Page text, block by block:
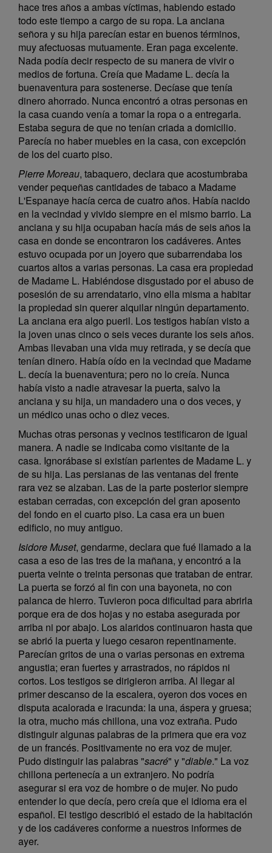
hace tres años a ambas víctimas, habiendo estado
todo este tiempo a cargo de su ropa. La anciana
señora y su hija parecían estar en buenos términos,
muy afectuosas mutuamente. Eran paga excelente.
Nada podía decir respecto de su manera de vivir o
medios de fortuna. Creía que Madame L. decía la
buenaventura para sostenerse. Decíase que tenía
dinero ahorrado. Nunca encontró a otras personas en
la casa cuando venía a tomar la ropa o a entregarla.
Estaba segura de que no tenían criada a domicilio.
Parecía no haber muebles en la casa, con excepción
de los del cuarto piso.
Pierre Moreau, tabaquero, declara que acostumbraba
vender pequeñas cantidades de tabaco a Madame
L'Espanaye hacía cerca de cuatro años. Había nacido
en la vecindad y vivido siempre en el mismo barrio. La
anciana y su hija ocupaban hacía más de seis años la
casa en donde se encontraron los cadáveres. Antes
estuvo ocupada por un joyero que subarrendaba los
cuartos altos a varias personas. La casa era propiedad
de Madame L. Habiéndose disgustado por el abuso de
posesión de su arrendatario, vino ella misma a habitar
la propiedad sin querer alquilar ningún departamento.
La anciana era algo pueril. Los testigos habían visto a
la joven unas cinco o seis veces durante los seis años.
Ambas llevaban una vida muy retirada, y se decía que
tenían dinero. Había oído en la vecindad que Madame
L. decía la buenaventura; pero no lo creía. Nunca
había visto a nadie atravesar la puerta, salvo la
anciana y su hija, un mandadero una o dos veces, y
un médico unas ocho o diez veces.
Muchas otras personas y vecinos testificaron de igual
manera. A nadie se indicaba como visitante de la
casa. Ignorábase si existían parientes de Madame L. y
de su hija. Las persianas de las ventanas del frente
rara vez se alzaban. Las de la parte posterior siempre
estaban cerradas, con excepción del gran aposento
del fondo en el cuarto piso. La casa era un buen
edificio, no muy antiguo.
Isidore Muset, gendarme, declara que fué llamado a la
casa a eso de las tres de la mañana, y encontró a la
puerta veinte o treinta personas que trataban de entrar.
La puerta se forzó al fin con una bayoneta, no con
palanca de hierro. Tuvieron poca dificultad para abrirla
porque era de dos hojas y no estaba asegurada por
arriba ni por abajo. Los alaridos continuaron hasta que
se abrió la puerta y luego cesaron repentinamente.
Parecían gritos de una o varias personas en extrema
angustia; eran fuertes y arrastrados, no rápidos ni
cortos. Los testigos se dirigieron arriba. Al llegar al
primer descanso de la escalera, oyeron dos voces en
disputa acalorada e iracunda: la una, áspera y gruesa;
la otra, mucho más chillona, una voz extraña. Pudo
distinguir algunas palabras de la primera que era voz
de un francés. Positivamente no era voz de mujer.
Pudo distinguir las palabras "sacré" y "diable." La voz
chillona pertenecía a un extranjero. No podría
asegurar si era voz de hombre o de mujer. No pudo
entender lo que decía, pero creía que el idioma era el
español. El testigo describió el estado de la habitación
y de los cadáveres conforme a nuestros informes de
ayer.